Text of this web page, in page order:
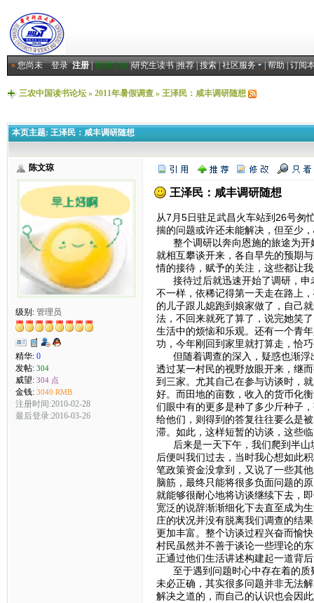
»您尚未登录 注册|返回主站|研究生读书|推荐|搜索|社区服务 |帮助|订阅
三农中国读书论坛» 2011年暑假调查» 王泽民：咸丰调研随想
本页主题: 王泽民：咸丰调研随想
陈文琼
级别: 管理员
精华: 0
发帖: 304
威望: 304 点
金钱: 3040 RMB
注册时间:2010-02-28
最后登录:2016-03-26
王泽民：咸丰调研随想
从7月5日驻足武昌火车站到26号匆
揣的问题或许还未能解决，但至少
整个调研以奔向恩施的旅途为开
就相互攀谈开来，各自早先的预期
情的接待，赋予的关注，这些都让
接待过后就迅速开始了调研，申
不一样，依稀记得第一天走在路上
的儿子跟儿媳跑到娘家做了，自己
法，不回来就死了算了，说完她笑
生活中的烦恼和乐观。还有一个青
功，今年刚回到家里就打算走，恰
但随着调查的深入，疑惑也渐浮
透过某一村民的视野放眼开来，继
到三家。尤其自己在参与访谈时，
好。而田地的亩数，收入的货币化
们眼中有的更多是种了多少斤种子
给他们，则得到的答复往往要么是
滞。如此，这样短暂的访谈，这些
后来是一天下午，我们爬到半山
后便叫我们过去，当时我心想如此
笔政策资金没拿到，又说了一些其
脑筋，最终只能将很多负面问题的
就能够很耐心地将访谈继续下去，
宽泛的说辞渐渐细化下去直至成为
庄的状况并没有脱离我们调查的结
更加丰富。整个访谈过程兴奋而愉
村民虽然并不善于谈论一些理论的
正通过他们生活讲述构建起一道背
至于遇到问题时心中存在着的质
未必正确，其实很多问题并非无法
解决之道的，而自己的认识也会因